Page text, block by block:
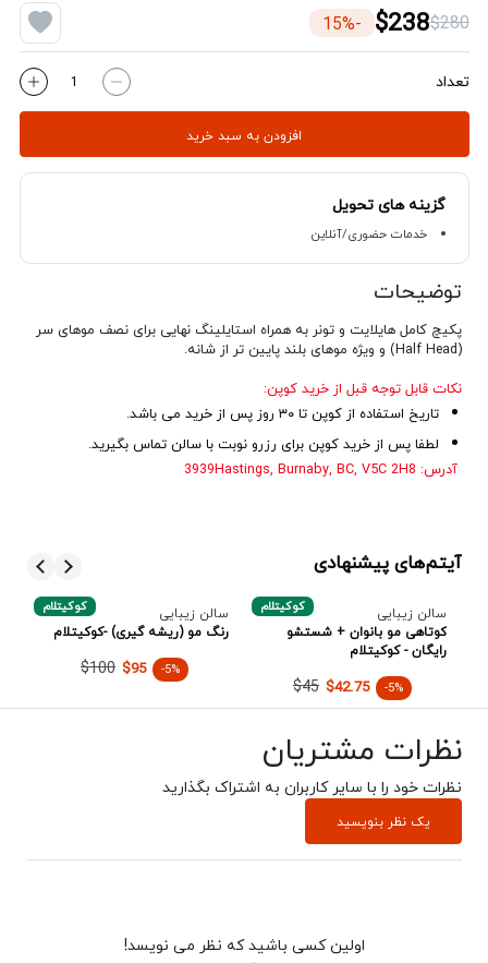
$280
$238
-15%
تعداد
افزودن به سبد خرید
گزینه های تحویل
خدمات حضوری/آنلاین
توضیحات
پکیچ کامل هایلایت و تونر به همراه استایلینگ نهایی برای نصف موهای سر
(Half Head) و
ویژه موهای بلند پایین تر از شانه.
نکات قابل توجه قبل از خرید کوپن:
تاریخ استفاده از کوپن تا ۳۰ روز پس از خرید می باشد.
لطفا پس از خرید کوپن برای رزرو نوبت با سالن تماس بگیرید.
آدرس: 3939Hastings, Burnaby, BC, V5C 2H8
آیتم‌های پیشنهادی
کوکیتلام
سالن زیبایی
کوتاهی مو بانوان + شستشو
رایگان - کوکیتلام
$45 $42.75 -5%
کوکیتلام
سالن زیبایی
رنگ مو (ریشه گیری) -کوکیتلام
$100 $95 -5%
نظرات مشتریان
نظرات خود را با سایر کاربران به اشتراک بگذارید
یک نظر بنویسید
اولین کسی باشید که نظر می نویسد!